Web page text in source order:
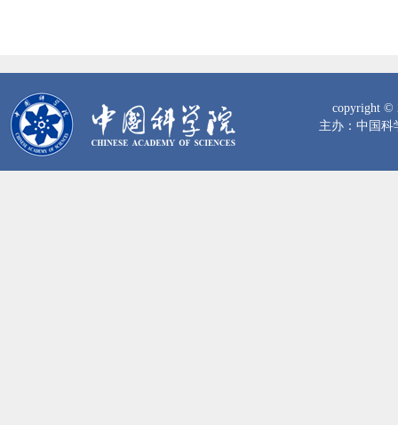
copyright ©
主办：中国科